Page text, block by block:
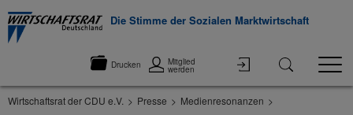
Die Stimme der Sozialen Marktwirtschaft
Drucken Mitglied
werden
Wirtschaftsrat der CDU e.V. Presse
Medienresonanzen